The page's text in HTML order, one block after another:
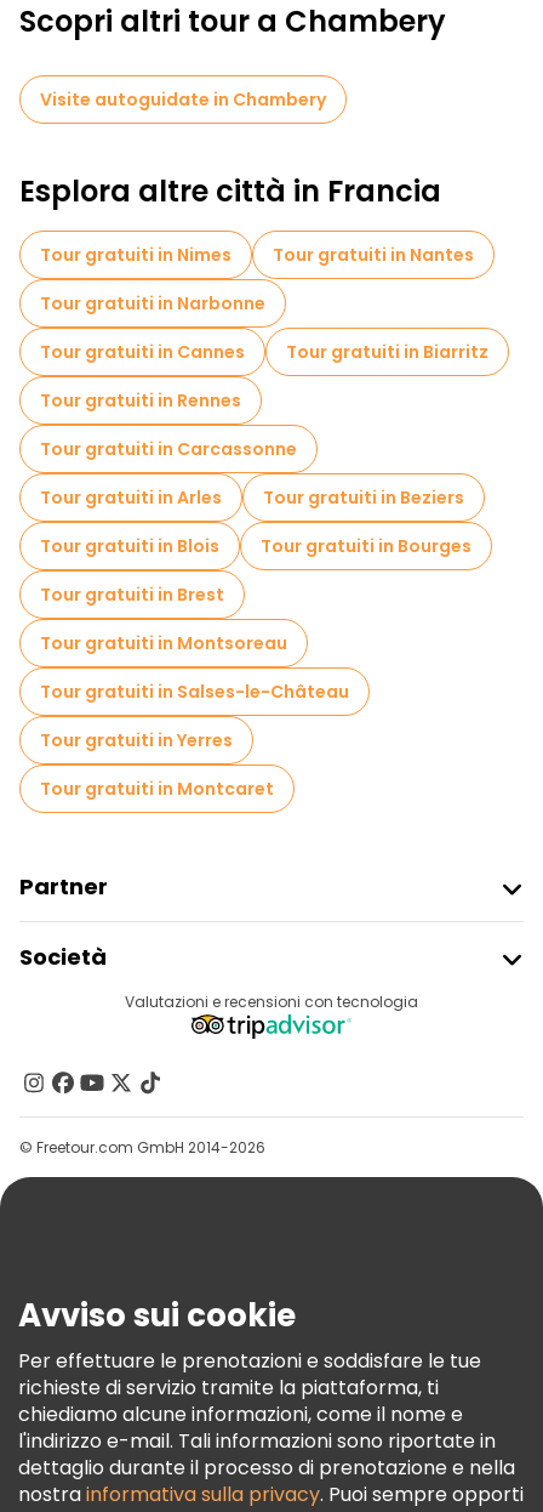
Scopri altri tour a Chambery
Visite autoguidate in Chambery
Esplora altre città in Francia
Tour gratuiti in Nimes
Tour gratuiti in Nantes
Tour gratuiti in Narbonne
Tour gratuiti in Cannes
Tour gratuiti in Biarritz
Tour gratuiti in Rennes
Tour gratuiti in Carcassonne
Tour gratuiti in Arles
Tour gratuiti in Beziers
Tour gratuiti in Blois
Tour gratuiti in Bourges
Tour gratuiti in Brest
Tour gratuiti in Montsoreau
Tour gratuiti in Salses-le-Château
Tour gratuiti in Yerres
Tour gratuiti in Montcaret
Partner
Accesso Del Fornitore
Programma Di Affiliazione
Società
Destinazioni
Contattaci
Gruppi
Aiuto
Termini E Condizioni
Informativa Sui Cookie
Freetour Premi
Programma Di Fidelizzazione
Valutazioni e recensioni con tecnologia
© Freetour.com GmbH 2014-2026
Avviso sui cookie
Per effettuare le prenotazioni e soddisfare le tue
richieste di servizio tramite la piattaforma, ti
chiediamo alcune informazioni, come il nome e
l'indirizzo e-mail. Tali informazioni sono riportate in
dettaglio durante il processo di prenotazione e nella
nostrainformativa sulla privacy. Puoi sempre opporti